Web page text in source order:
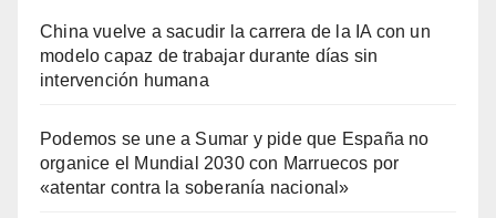
China vuelve a sacudir la carrera de la IA con un
modelo capaz de trabajar durante días sin
intervención humana
Podemos se une a Sumar y pide que España no
organice el Mundial 2030 con Marruecos por
«atentar contra la soberanía nacional»